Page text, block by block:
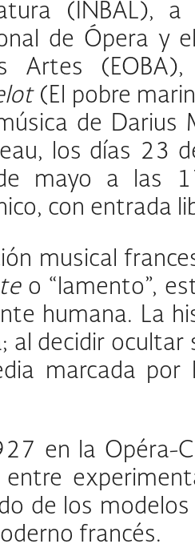
(INBAL),
de Ópera y
Artes
(El pobre
de Darius
los días 23
mayo a las
con entrada
musical
o “lamento”,
humana. La
al decidir
marcada por
en la Opéra-
de los
francés.